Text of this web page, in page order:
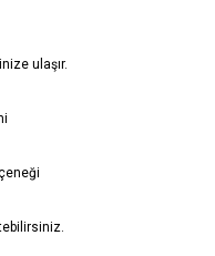
ulaşır.